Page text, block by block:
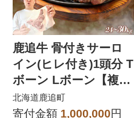
鹿追牛 骨付きサーロ
イン(ヒレ付き)1頭分 T
ボーン Lボーン【複数
個口で配送】
北海道鹿追町
寄付金額 1,000,000円